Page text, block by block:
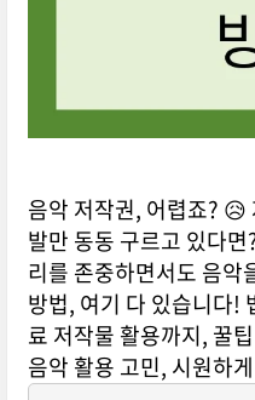
음악 저작권, 어렵죠?
발만 동동 구르고 있다
리를 존중하면서도 음악
방법, 여기 다 있습니다!
료 저작물 활용까지, 꿀
음악 활용 고민, 시원하